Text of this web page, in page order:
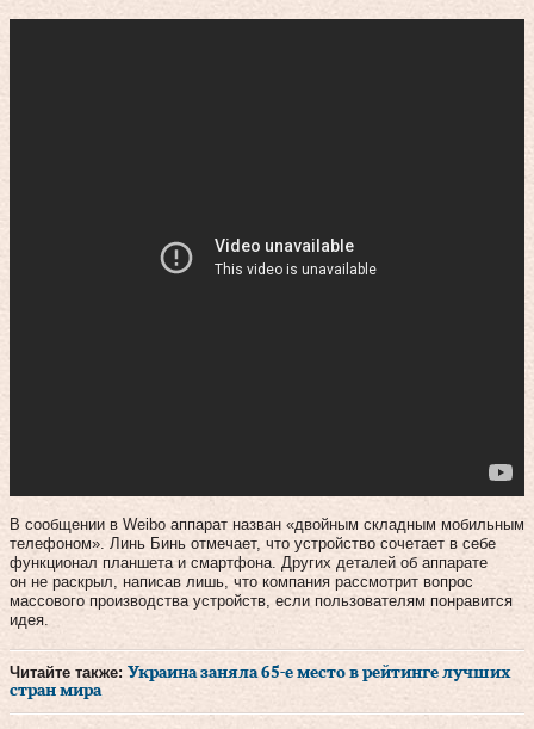
В сообщении в Weibo аппарат назван «двойным складным мобильным
телефоном». Линь Бинь отмечает, что устройство сочетает в себе
функционал планшета и смартфона. Других деталей об аппарате
он не раскрыл, написав лишь, что компания рассмотрит вопрос
массового производства устройств, если пользователям понравится
идея.
Читайте также: Украина заняла 65-е место в рейтинге лучших
стран мира